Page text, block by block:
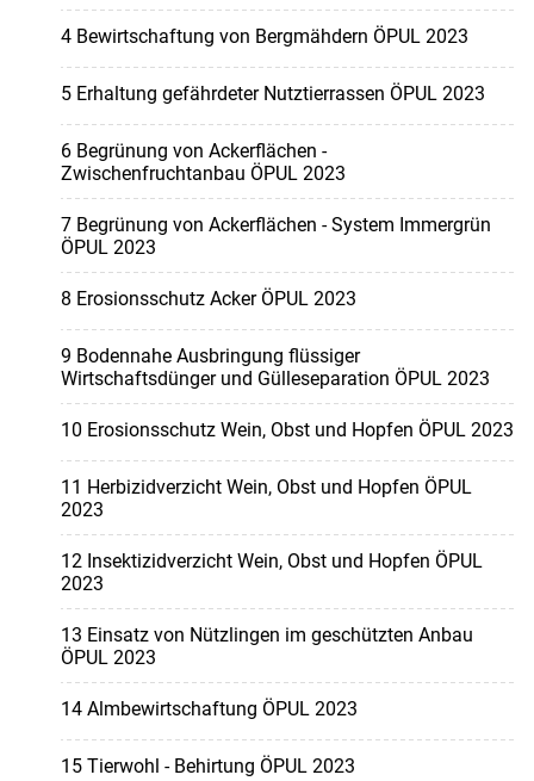
4 Bewirtschaftung von Bergmähdern ÖPUL 2023
5 Erhaltung gefährdeter Nutztierrassen ÖPUL 2023
6 Begrünung von Ackerflächen -
Zwischenfruchtanbau ÖPUL 2023
7 Begrünung von Ackerflächen - System Immergrün
ÖPUL 2023
8 Erosionsschutz Acker ÖPUL 2023
9 Bodennahe Ausbringung flüssiger
Wirtschaftsdünger und Gülleseparation ÖPUL 2023
10 Erosionsschutz Wein, Obst und Hopfen ÖPUL 2023
11 Herbizidverzicht Wein, Obst und Hopfen ÖPUL
2023
12 Insektizidverzicht Wein, Obst und Hopfen ÖPUL
2023
13 Einsatz von Nützlingen im geschützten Anbau
ÖPUL 2023
14 Almbewirtschaftung ÖPUL 2023
15 Tierwohl - Behirtung ÖPUL 2023